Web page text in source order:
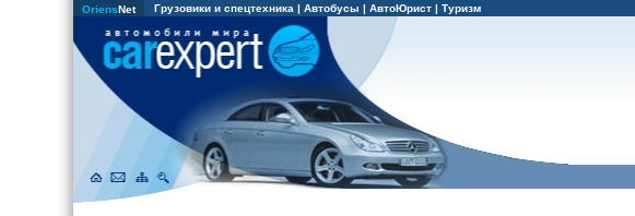
OriensNet Грузовики и спецтехника | Автобусы | АвтоЮрист | Туризм